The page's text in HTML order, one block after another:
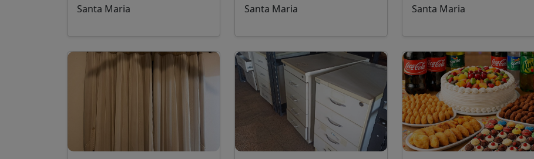
Santa Maria Santa Maria Santa Maria